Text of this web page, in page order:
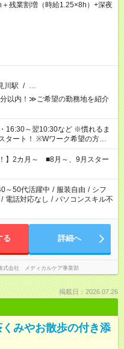
残業割増（時給1.25×8h）+深夜
川駅 / …
以内！≫ご希望の勤務地を紹介
16:30～翌10:30など ※慣れるま
ク希望の方へ
時間と、もう1つのお仕事の勤務
場合は応募できません。
】2カ月～ ■8月～、9月スター
～50代活躍中 / 服装自由 / シフ
/ 電話対応なし / パソコンスキル不
る 詳細へ
式会社 メディカルケア事業部
掲載日：2026.07.26
くみやお散歩の付き添